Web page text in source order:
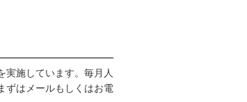
実施しています。毎月人
ずはメールもしくはお電